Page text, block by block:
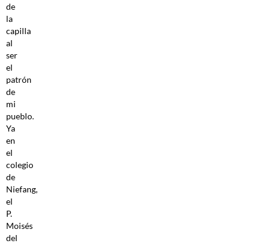
de
la
capilla
al
ser
el
patrón
de
mi
pueblo.
Ya
en
el
colegio
de
Niefang,
el
P.
Moisés
del